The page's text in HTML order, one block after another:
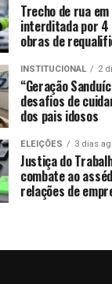
Trecho de rua
interditada por 4
obras de
INSTITUCIONAL 2
“Geração
desafios de
dos pais idosos
ELEIÇÕES 3 dias
Justiça do
combate ao
relações de